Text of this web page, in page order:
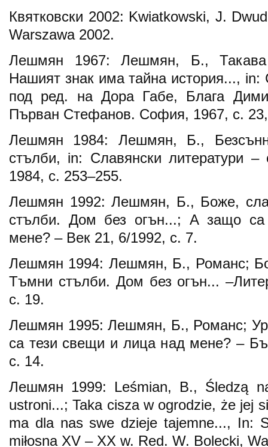
Квятковски 2002: Kwiatkowski, J.
Warszawa 2002.
Лешмян 1967: Лешмян, Б., Такава
Нашият знак има тайна история..., in:
под ред. на Дора Габе, Блага
Първан Стефанов. София, 1967, с.
Лешмян 1984: Лешмян, Б.,
стълби, in: Славянски литератури
1984, с. 253–255.
Лешмян 1992: Лешмян, Б., Боже,
стълби. Дом без огън...; А защо
мене? – Век 21, 6/1992, с. 7.
Лешмян 1994: Лешмян, Б., Романс;
Тъмни стълби. Дом без огън...
с. 19.
Лешмян 1995: Лешмян, Б., Романс;
са тези свещи и лица над мене? –
с. 14.
Лешмян 1999: Leśmian, B., Śledzą
ustroni...; Taka cisza w ogrodzie, że jej
ma dla nas swe dzieje tajemne..., In:
miłosna XV – XX w. Red. W. Bolecki,